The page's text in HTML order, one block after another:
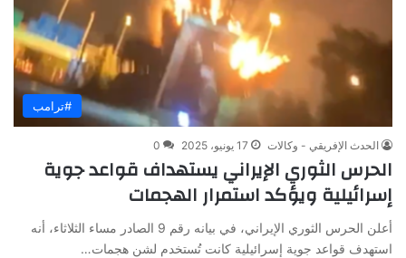
#ترامب
الحدث الإفريقي - وكالات 17 يونيو، 2025 0
الحرس الثوري الإيراني يستهداف قواعد جوية
إسرائيلية ويؤكد استمرار الهجمات
أعلن الحرس الثوري الإيراني، في بيانه رقم 9 الصادر مساء الثلاثاء، أنه
استهدف قواعد جوية إسرائيلية كانت تُستخدم لشن هجمات…